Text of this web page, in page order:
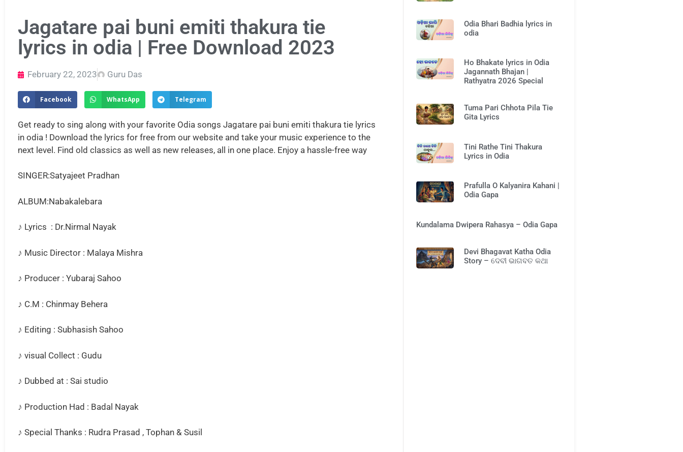
Jagatare pai buni emiti thakura tie
lyrics in odia | Free Download 2023
February 22, 2023 Guru Das
Facebook WhatsApp Telegram
Get ready to sing along with your favorite Odia songs Jagatare pai buni emiti thakura tie lyrics
in odia ! Download the lyrics for free from our website and take your music experience to the
next level. Find old classics as well as new releases, all in one place. Enjoy a hassle-free way
SINGER:Satyajeet Pradhan
ALBUM:Nabakalebara
♪ Lyrics : Dr.Nirmal Nayak
♪ Music Director : Malaya Mishra
♪ Producer : Yubaraj Sahoo
♪ C.M : Chinmay Behera
♪ Editing : Subhasish Sahoo
♪ visual Collect : Gudu
♪ Dubbed at : Sai studio
♪ Production Had : Badal Nayak
♪ Special Thanks : Rudra Prasad , Tophan & Susil
Odia Bhari Badhia lyrics in
odia
Ho Bhakate lyrics in Odia
Jagannath Bhajan |
Rathyatra 2026 Special
Tuma Pari Chhota Pila Tie
Gita Lyrics
Tini Rathe Tini Thakura
Lyrics in Odia
Prafulla O Kalyanira Kahani |
Odia Gapa
Kundalama Dwipera Rahasya – Odia Gapa
Devi Bhagavat Katha Odia
Story – ଦେବୀ ଭାଗବତ କଥା